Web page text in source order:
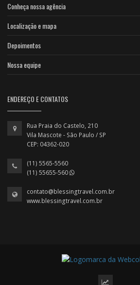
Conheça nossa agência
Localização e mapa
Depoimentos
Nossa equipe
ENDEREÇO E CONTATOS
Rua Praia do Castelo, 210
Vila Mascote - São Paulo / SP
CEP: 04362-020
(11) 5565-5560
(11) 55655-560
contato@blessingtravel.com.br
www.blessingtravel.com.br